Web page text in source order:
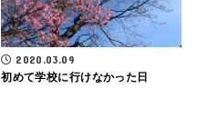
2020.03.09
初めて学校に行けなかった日